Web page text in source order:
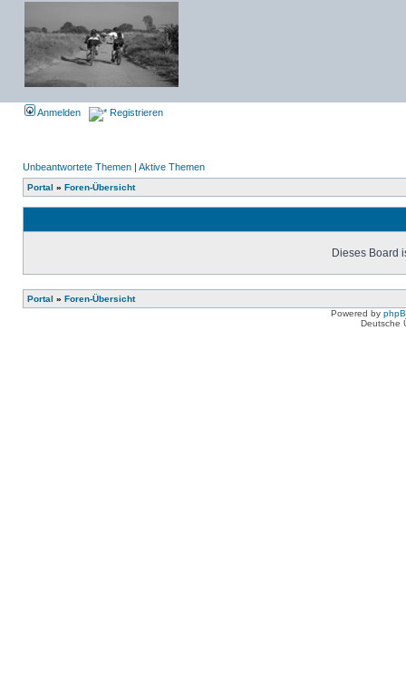
Anmelden Registrieren
Unbeantwortete Themen | Aktive Themen
Portal » Foren-Übersicht
Dieses Board
Portal » Foren-Übersicht
Powered by
Deutsche